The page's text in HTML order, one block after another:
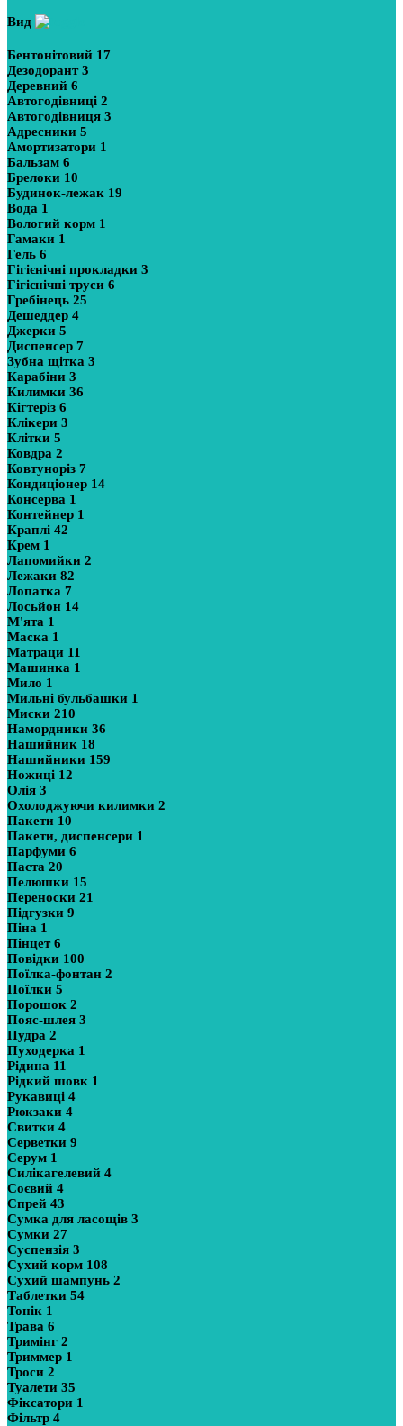
Вид
Бентонітовий 17
Дезодорант3
Деревний 6
Автогодівниці 2
Автогодівниця 3
Адресники 5
Амортизатори 1
Бальзам 6
Брелоки 10
Будинок-лежак 19
Вода 1
Вологий корм 1
Гамаки 1
Гель 6
Гігієнічні прокладки 3
Гігієнічні труси 6
Гребінець 25
Дешеддер 4
Джерки 5
Диспенсер 7
Зубна щітка 3
Карабіни 3
Килимки 36
Кігтеріз 6
Клікери 3
Клітки 5
Ковдра 2
Ковтуноріз 7
Кондиціонер 14
Консерва 1
Контейнер 1
Краплі 42
Крем 1
Лапомийки 2
Лежаки 82
Лопатка 7
Лосьйон 14
М'ята 1
Маска 1
Матраци 11
Машинка 1
Мило 1
Мильні бульбашки 1
Миски 210
Намордники 36
Нашийник 18
Нашийники 159
Ножиці 12
Олія 3
Охолоджуючи килимки 2
Пакети 10
Пакети, диспенсери 1
Парфуми 6
Паста 20
Пелюшки 15
Переноски 21
Підгузки 9
Піна 1
Пінцет6
Повідки 100
Поїлка-фонтан 2
Поїлки 5
Порошок 2
Пояс-шлея 3
Пудра 2
Пуходерка 1
Рідина 11
Рідкий шовк 1
Рукавиці 4
Рюкзаки 4
Свитки 4
Серветки 9
Серум 1
Силікагелевий 4
Соєвий 4
Спрей 43
Сумка для ласощів 3
Сумки 27
Суспензія 3
Сухий корм 108
Сухий шампунь 2
Таблетки 54
Тонік 1
Трава 6
Тримінг 2
Триммер 1
Троси 2
Туалети 35
Фіксатори 1
Фільтр 4